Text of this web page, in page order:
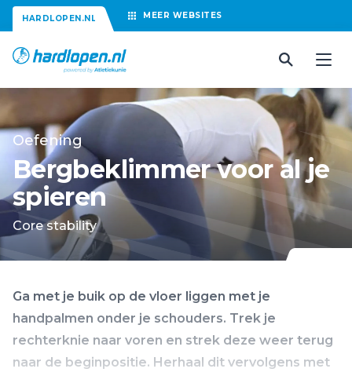
HARDLOPEN.NL MEER WEBSITES
Oefening
Bergbeklimmer voor al je
spieren
Core stability
Ga met je buik op de vloer liggen met je
handpalmen onder je schouders. Trek je
rechterknie naar voren en strek deze weer terug
naar de beginpositie. Herhaal dit vervolgens met